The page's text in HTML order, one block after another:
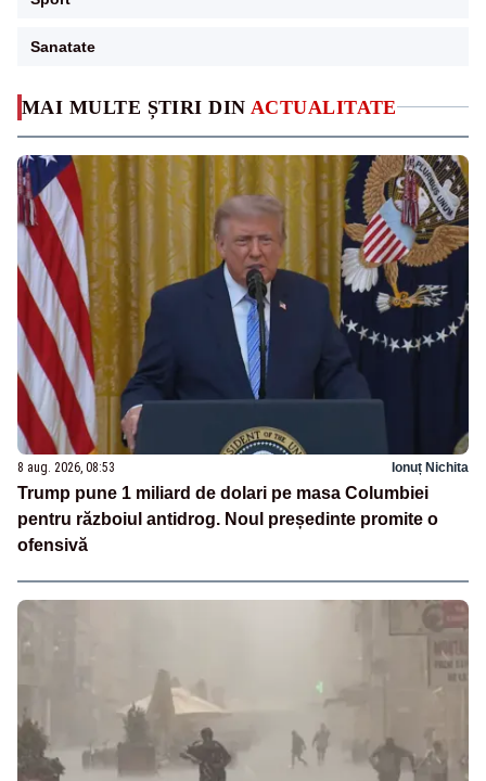
MAI MULTE ȘTIRI DIN ACTUALITATE
8 aug. 2026, 08:53 Ionuț Nichita
Trump pune 1 miliard de dolari pe masa Columbiei
pentru războiul antidrog. Noul președinte promite o
ofensivă
Sanatate